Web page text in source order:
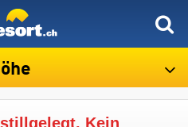
Kein